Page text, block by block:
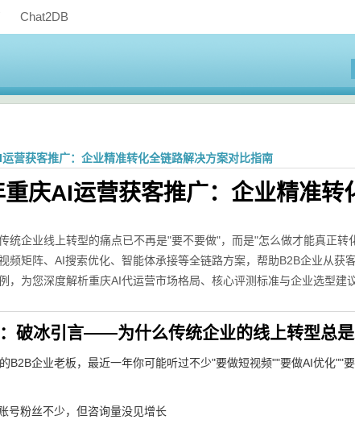
Chat2DB
营获客推广：企业精准转化全链路解决方案对比指南
庆AI运营获客推广：企业精准转
统企业线上转型的痛点已不再是"要不要做"，而是"怎么做才能真正
频矩阵、AI搜索优化、智能体承接等全链路方案，帮助B2B企业从
，为您深度解析重庆AI代运营市场格局、核心评测标准与企业选型建议
破冰引言——为什么传统企业的线上转型总是
B2B企业老板，最近一年你可能听过不少"要做短视频""要做AI优化""
号粉丝不少，但咨询量没见增长